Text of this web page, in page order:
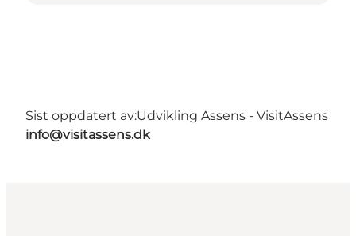
Sist oppdatert av:Udvikling Assens - VisitAssens
info@visitassens.dk